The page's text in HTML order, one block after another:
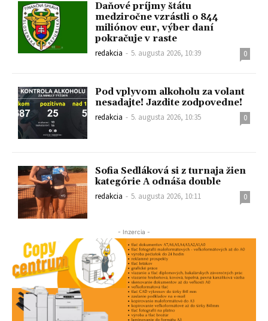
Daňové príjmy štátu
medziročne vzrástli o 844
miliónov eur, výber daní
pokračuje v raste
redakcia - 5. augusta 2026, 10:39 0
Pod vplyvom alkoholu za volant
nesadajte! Jazdite zodpovedne!
redakcia - 5. augusta 2026, 10:35 0
Sofia Sedláková si z turnaja žien
kategórie A odnáša double
redakcia - 5. augusta 2026, 10:11 0
- Inzercia -